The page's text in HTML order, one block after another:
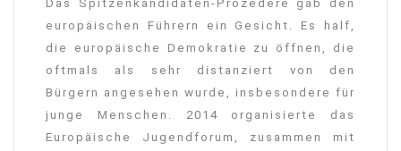
Das Spitzenkandidaten-Prozedere gab den
europäischen Führern ein Gesicht. Es half,
die europäische Demokratie zu öffnen, die
oftmals als sehr distanziert von den
Bürgern angesehen wurde, insbesondere für
junge Menschen. 2014 organisierte das
Europäische Jugendforum, zusammen mit